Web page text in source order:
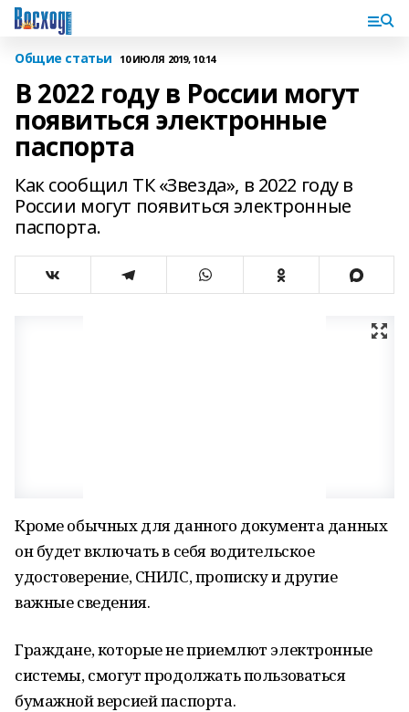
Общие статьи 10 ИЮЛЯ 2019, 10:14
В 2022 году в России могут
появиться электронные
паспорта
Как сообщил ТК «Звезда», в 2022 году в
России могут появиться электронные
паспорта.
Кроме обычных для данного документа данных
он будет включать в себя водительское
удостоверение, СНИЛС, прописку и другие
важные сведения.
Граждане, которые не приемлют электронные
системы, смогут продолжать пользоваться
бумажной версией паспорта.